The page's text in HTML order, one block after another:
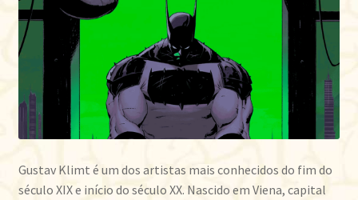
Gustav Klimt é um dos artistas mais conhecidos do fim do
século XIX e início do século XX. Nascido em Viena, capital